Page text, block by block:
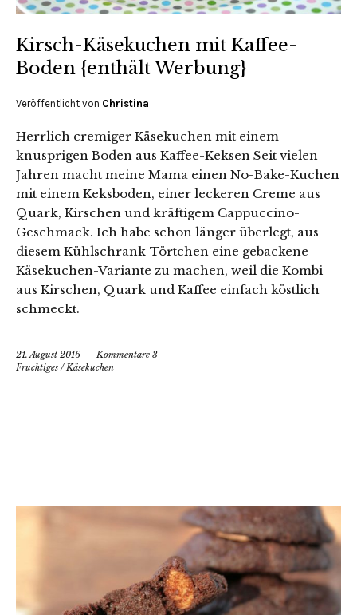
Kirsch-Käsekuchen mit Kaffee-
Boden {enthält Werbung}
Veröffentlicht von Christina
Herrlich cremiger Käsekuchen mit einem
knusprigen Boden aus Kaffee-Keksen Seit vielen
Jahren macht meine Mama einen No-Bake-Kuchen
mit einem Keksboden, einer leckeren Creme aus
Quark, Kirschen und kräftigem Cappuccino-
Geschmack. Ich habe schon länger überlegt, aus
diesem Kühlschrank-Törtchen eine gebackene
Käsekuchen-Variante zu machen, weil die Kombi
aus Kirschen, Quark und Kaffee einfach köstlich
schmeckt.
21. August 2016
Kommentare 3
Fruchtiges / Käsekuchen